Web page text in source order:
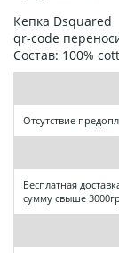
Кепка Dsquared
qr-code
Состав: 100%
Отсутствие
Бесплатная
сумму свыше